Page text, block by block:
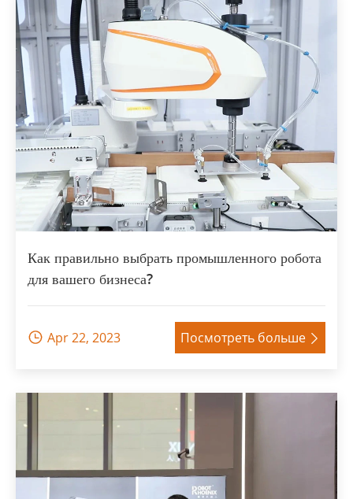
Как правильно выбрать промышленного робота
для вашего бизнеса?
 Apr 22, 2023 Посмотреть больше 